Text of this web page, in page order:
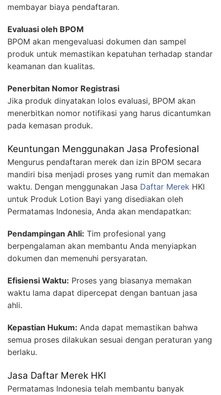
membayar biaya pendaftaran.
Evaluasi oleh BPOM
BPOM akan mengevaluasi dokumen dan sampel
produk untuk memastikan kepatuhan terhadap standar
keamanan dan kualitas.
Penerbitan Nomor Registrasi
Jika produk dinyatakan lolos evaluasi, BPOM akan
menerbitkan nomor notifikasi yang harus dicantumkan
pada kemasan produk.
Keuntungan Menggunakan Jasa Profesional
Mengurus pendaftaran merek dan izin BPOM secara
mandiri bisa menjadi proses yang rumit dan memakan
waktu. Dengan menggunakan Jasa Daftar Merek HKI
untuk Produk Lotion Bayi yang disediakan oleh
Permatamas Indonesia, Anda akan mendapatkan:
Pendampingan Ahli: Tim profesional yang
berpengalaman akan membantu Anda menyiapkan
dokumen dan memenuhi persyaratan.
Efisiensi Waktu: Proses yang biasanya memakan
waktu lama dapat dipercepat dengan bantuan jasa
ahli.
Kepastian Hukum: Anda dapat memastikan bahwa
semua proses dilakukan sesuai dengan peraturan yang
berlaku.
Jasa Daftar Merek HKI
Permatamas Indonesia telah membantu banyak